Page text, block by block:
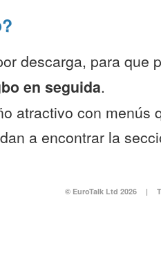
descarga, para que
en seguida.
atractivo con menús
a encontrar la
© EuroTalk Ltd 2026 |